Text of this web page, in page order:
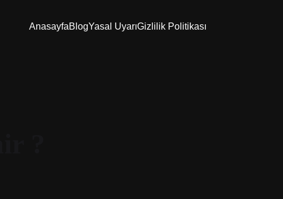
AnasayfaBlogYasal UyarıGizlilik Politikası